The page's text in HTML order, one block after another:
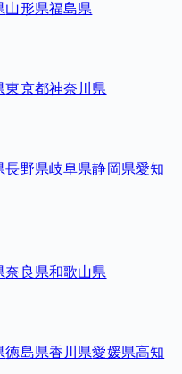
山形県福島県
東京都神奈川県
長野県岐阜県静岡県愛知
奈良県和歌山県
徳島県香川県愛媛県高知